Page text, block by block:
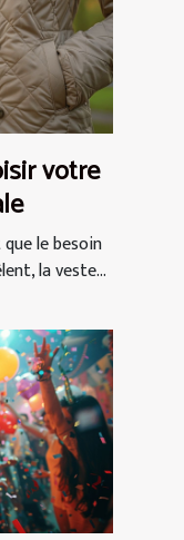
votre
le besoin
la veste...